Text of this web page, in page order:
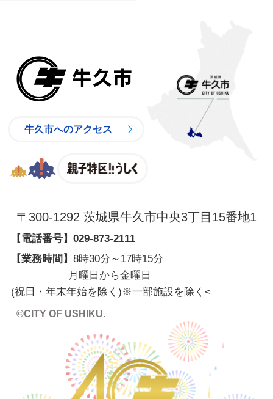
牛久市へのアクセス
〒300-1292 茨城県牛久市中央3丁目15番地1
【電話番号】 029-873-2111
【業務時間】 8時30分～17時15分
月曜日から金曜日
(祝日・年末年始を除く)※一部施設を除く <
©CITY OF USHIKU.